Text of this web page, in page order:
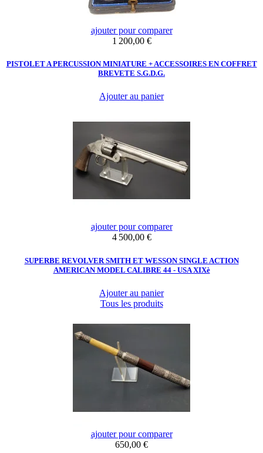
ajouter pour comparer
Prix
1 200,00 €
PISTOLET A PERCUSSION MINIATURE + ACCESSOIRES EN COFFRET
BREVETE S.G.D.G.
Ajouter au panier
ajouter pour comparer
Prix
4 500,00 €
SUPERBE REVOLVER SMITH ET WESSON SINGLE ACTION
AMERICAN MODEL CALIBRE 44 - USA XIXè
Ajouter au panier
Tous les produits
ajouter pour comparer
Prix
650,00 €